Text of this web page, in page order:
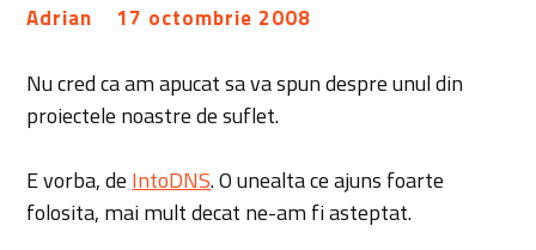
Adrian 17 octombrie 2008
Nu cred ca am apucat sa va spun despre unul din
proiectele noastre de suflet.
E vorba, de IntoDNS. O unealta ce ajuns foarte
folosita, mai mult decat ne-am fi asteptat.